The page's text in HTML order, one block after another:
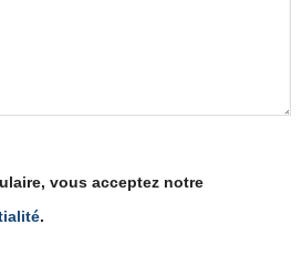
vous acceptez notre
.